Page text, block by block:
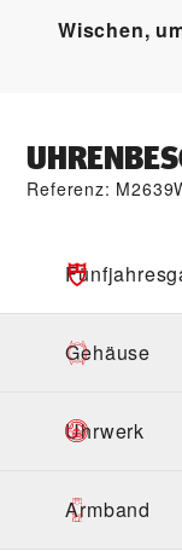
Wischen,
Referenz:
Gehäuse
Uhrwerk
Armband